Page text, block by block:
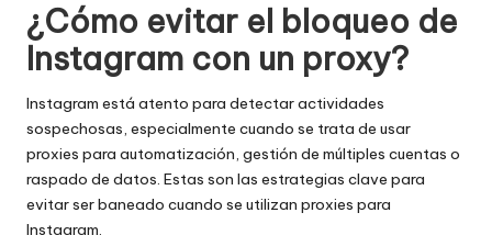
¿Cómo evitar el bloqueo de
Instagram con un proxy?
Instagram está atento para detectar actividades
sospechosas, especialmente cuando se trata de usar
proxies para automatización, gestión de múltiples cuentas o
raspado de datos. Estas son las estrategias clave para
evitar ser baneado cuando se utilizan proxies para
Instagram.